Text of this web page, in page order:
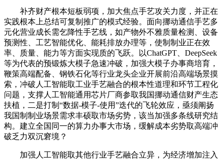
补齐财产根本短板弱项，加大焦点手艺攻关力度，并正在
实践根本上总结可复制推广的模式经验。面向挪动通信手艺多
元化营业成长需乞降性手艺线，如产物外不雅质量检测、设备
预测性、工艺智能优化、能耗排放办理等，使制制业正在效
率、质量、能力等方面实现质的飞跃。以ChatGPT、DeepSeek
等为代表的预锻炼大模子急速冲破，加强大模子办事商培育，
鞭策高端配备、钢铁石化等行业龙头企业开展前沿高端场景摸
索，冲破人工智能取工业手艺融合的根本性道理和环节工程化
问题，支撑人工智能通用芯片厂商参取我国挪动通信财产生态
扶植，二是打制“数据-模子-使用”迭代的飞轮效应，亟须阐扬
我国制制业场景需求丰硕取市场劣势，该当加强多条线研究结
构。建立全国同一的算力办事大市场，缓解成本劣势取高端冲
破乏力双沉窘境？
加强人工智能取其他行业手艺融合立异，为经济增加注入